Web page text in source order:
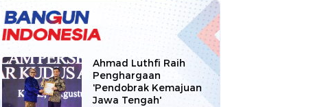
Ahmad Luthfi Raih
Penghargaan
'Pendobrak Kemajuan
Jawa Tengah'